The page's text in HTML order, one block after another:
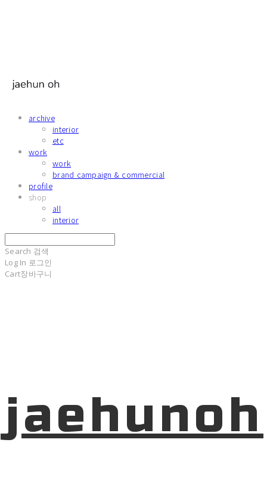
archive
interior
etc
work
work
brand campaign & commercial
profile
shop
all
interior
Search 검색
Log In 로그인
Cart장바구니
jaehunoh